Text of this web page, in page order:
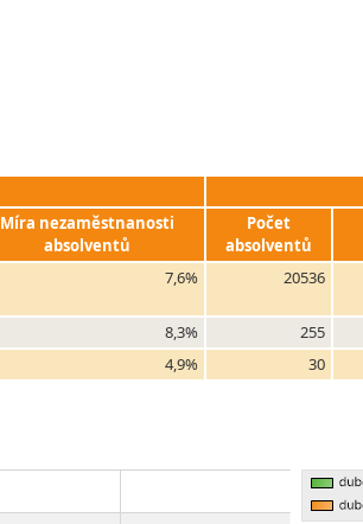
Míra nezaměstnanosti
absolventů
Počet
absolventů
7,6% 20536
8,3% 255
4,9% 30